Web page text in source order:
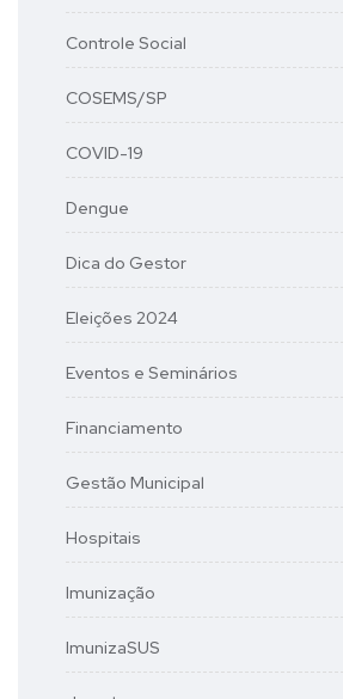
Controle Social
COSEMS/SP
COVID-19
Dengue
Dica do Gestor
Eleições 2024
Eventos e Seminários
Financiamento
Gestão Municipal
Hospitais
Imunização
ImunizaSUS